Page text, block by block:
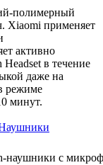
полимерный
Xiaomi применяет
активно
в течение
даже на
режиме
минут.
наушники с